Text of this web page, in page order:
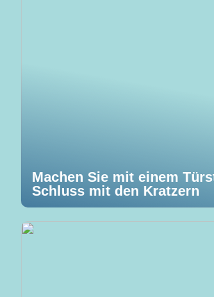
Machen Sie mit einem
Schluss mit den Kratzern